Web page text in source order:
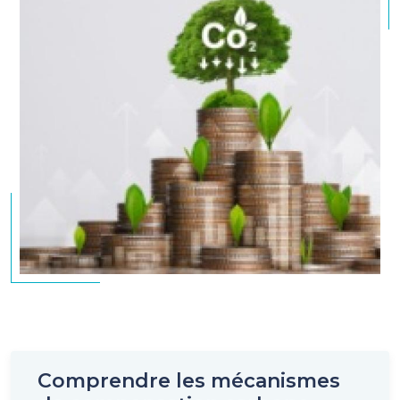
non d’une réduction directe des émissions de CO2
de l’entreprise. Les crédits carbone sont ainsi utilisés
par les entreprises dans le cadre de leur objectif 0
émission nette en carbone.
Investir dans les crédits de qualité
Dans l’univers des crédits carbone, il existe différents
projets avec des qualités différentes, ce qui a une
influence sur le prix du certificat. Pour reconnaître
ceux dits à « haute intégrité », il existe des labels
attestant de leur caractère vertueux. Ils assurent
que les réductions d’émissions sont réelles,
mesurables, vérifiables et additionnelles (c’est-à-dire
Cette intégrité exerce une influence sur les prix car
Comprendre les mécanismes